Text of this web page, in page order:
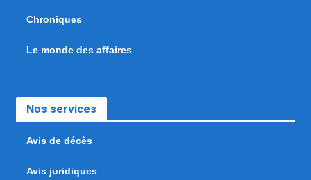
Chroniques
Le monde des affaires
Nos services
Avis de décès
Avis juridiques